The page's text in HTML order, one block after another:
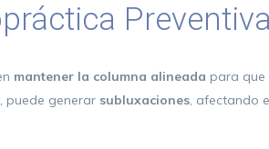
mantener la columna alineada para que
puede generar subluxaciones, afectando